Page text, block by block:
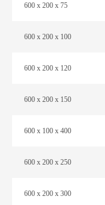
600 х 200 х 75
600 х 200 х 100
600 х 200 х 120
600 х 200 х 150
600 х 100 х 400
600 х 200 х 250
600 х 200 х 300